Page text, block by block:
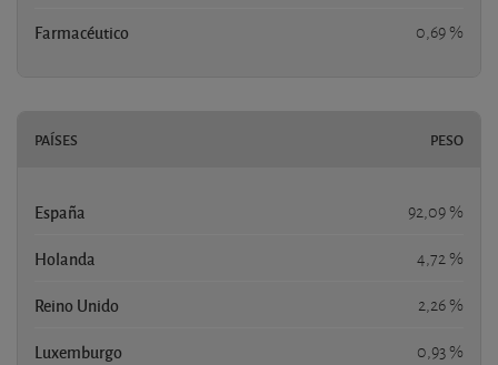
Farmacéutico 0,69 %
PAÍSES PESO
España 92,09 %
Holanda 4,72 %
Reino Unido 2,26 %
Luxemburgo 0,93 %